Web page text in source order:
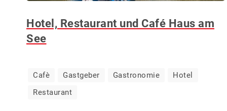
Hotel, Restaurant und Café Haus am
See
Cafè Gastgeber Gastronomie
Hotel
Restaurant